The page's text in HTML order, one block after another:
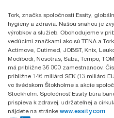
049 12 Gemerská Hôrka
Tork, značka spoločnosti Essity,
hygieny a zdravia. Našou snahou je
výrobkov a služieb. Obchodujeme v
vedúcimi značkami ako sú TENA a
Actimove, Cutimed, JOBST, Knix,
Modibodi, Nosotras, Saba, Tempo,
má približne 36 000 zamestnancov.
približne 146 miliárd SEK (13 miliárd
vo švédskom Štokholme a akcie
Stockholm. Spoločnosť Essity búra
prispieva k zdravej, udržateľnej a
nájdete na stránke www.essity.com